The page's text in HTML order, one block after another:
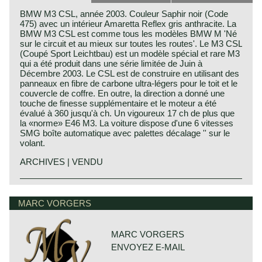
BMW M3 CSL, année 2003. Couleur Saphir noir (Code
475) avec un intérieur Amaretta Reflex gris anthracite. La
BMW M3 CSL est comme tous les modèles BMW M 'Né
sur le circuit et au mieux sur toutes les routes'. Le M3 CSL
(Coupé Sport Leichtbau) est un modèle spécial et rare M3
qui a été produit dans une série limitée de Juin à
Décembre 2003. Le CSL est de construire en utilisant des
panneaux en fibre de carbone ultra-légers pour le toit et le
couvercle de coffre. En outre, la direction a donné une
touche de finesse supplémentaire et le moteur a été
évalué à 360 jusqu'à ch. Un vigoureux 17 ch de plus que
la «norme» E46 M3. La voiture dispose d'une 6 vitesses
SMG boîte automatique avec palettes décalage '' sur le
volant.
ARCHIVES | VENDU
The E46 BMW M3 is a legendary sports car that was built
combination of performance, handling, everyday usability,
liter inline-six engine, which produces 343 horsepower and
365 Nm of torque. The E46 M3 features wider fenders, a
powerdome hood, and unique front and rear bumpers that
distinguish it from the standard 3 Series. Special Editions:
MARC VORGERS
MARC VORGERS
ENVOYEZ E-MAIL